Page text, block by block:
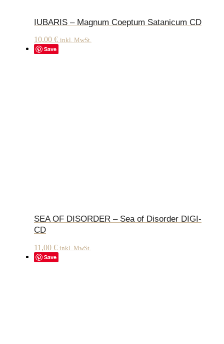
IUBARIS – Magnum Coeptum Satanicum CD
10,00 € inkl. MwSt.
Save
SEA OF DISORDER – Sea of Disorder DIGI-
CD
11,00 € inkl. MwSt.
Save